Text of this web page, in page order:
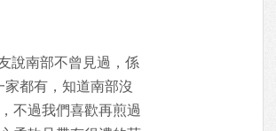
說南部不曾見過，係
都有，知道南部沒
不過我們喜歡再煎過